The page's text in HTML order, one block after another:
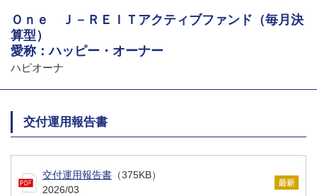
Ｏｎｅ Ｊ－ＲＥＩＴアクティブファンド（毎月決
算型）
愛称：ハッピー・オーナー
ハピオーナ
交付運用報告書
交付運用報告書 （375KB）
2026/03